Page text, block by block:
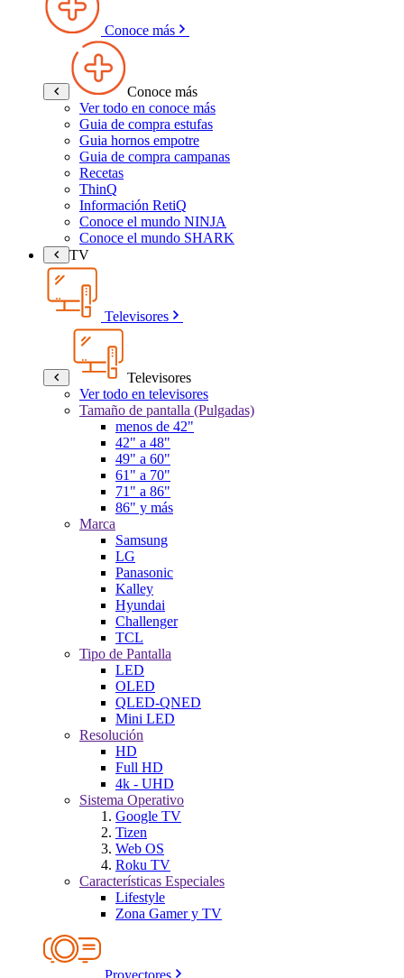
Conoce más
Conoce más
Ver todo en conoce más
Guia de compra estufas
Guia hornos empotre
Guia de compra campanas
Recetas
ThinQ
Información RetiQ
Conoce el mundo NINJA
Conoce el mundo SHARK
TV
Televisores
Televisores
Ver todo en televisores
Tamaño de pantalla (Pulgadas)
menos de 42"
42" a 48"
49" a 60"
61" a 70"
71" a 86"
86" y más
Marca
Samsung
LG
Panasonic
Kalley
Hyundai
Challenger
TCL
Tipo de Pantalla
LED
OLED
QLED-QNED
Mini LED
Resolución
HD
Full HD
4k - UHD
Sistema Operativo
Google TV
Tizen
Web OS
Roku TV
Características Especiales
Lifestyle
Zona Gamer y TV
Proyectores